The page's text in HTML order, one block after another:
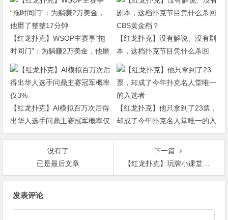
【红龙扑克】WSOP主赛事“拖
时间门”：为躺赚2万美金，他磨
了整整17分钟
【红龙扑克】没有解说、没有剧
本，这档扑克节目凭什么杀回
CBS黄金档？
【红龙扑克】AI模拟百万次后得
出华人选手问鼎主赛冠军概率仅
3%
【红龙扑克】他只拿到了23票，
却成了今年扑克名人堂唯一的入
选者
没有了
已是最后文章
下一篇
【红龙扑克】玩牌小课堂｜打牌的制胜秘诀！学会如何读牌与读人！
发表评论